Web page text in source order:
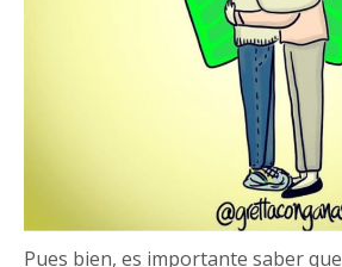
Pues bien, es importante saber que